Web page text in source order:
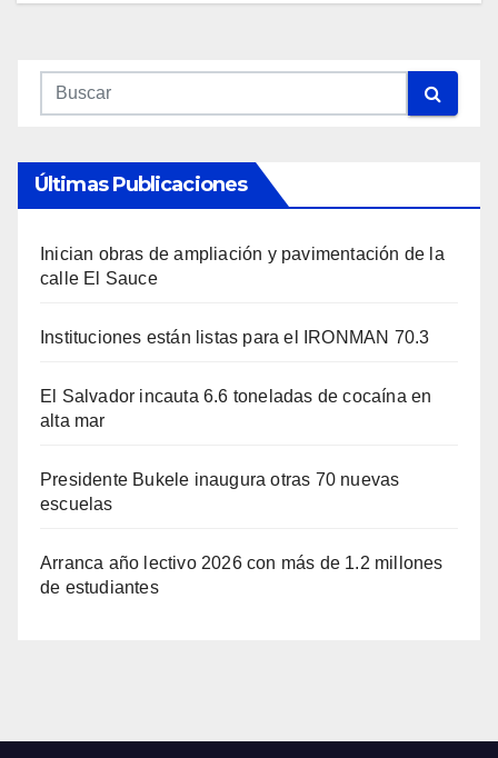
Últimas Publicaciones
Inician obras de ampliación y pavimentación de la
calle El Sauce
Instituciones están listas para el IRONMAN 70.3
El Salvador incauta 6.6 toneladas de cocaína en
alta mar
Presidente Bukele inaugura otras 70 nuevas
escuelas
Arranca año lectivo 2026 con más de 1.2 millones
de estudiantes